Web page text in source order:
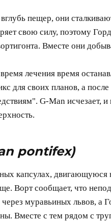
пещер, они
свою силу, поэтому
Вместе они
лечения время
для своих планов, а
G-Man исчезает,
pontifex)
капсулах, двигающуюся
Ворт сообщает, что
муравьиных львов, а
Вместе с тем рядом с